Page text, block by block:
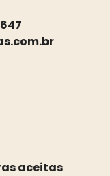
aceitas